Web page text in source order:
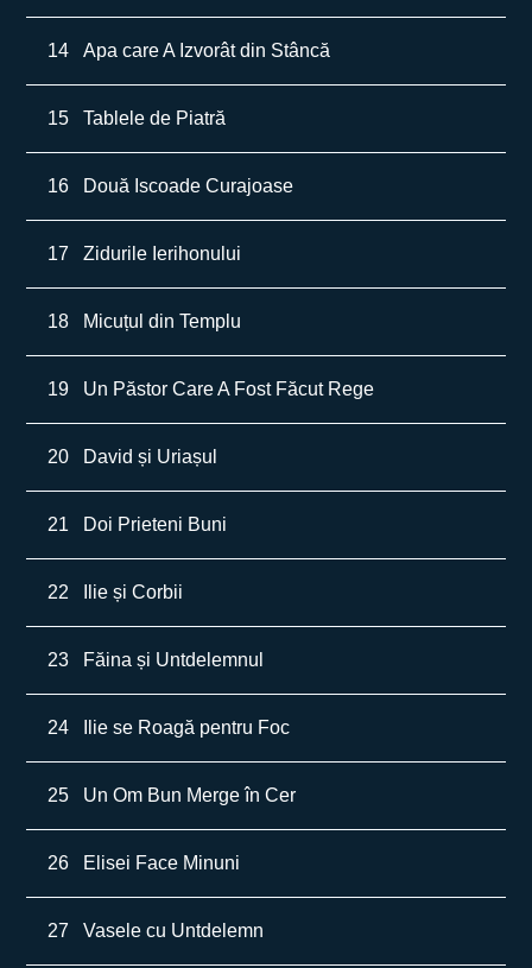
14 Apa care A Izvorât din Stâncă
15 Tablele de Piatră
16 Două Iscoade Curajoase
17 Zidurile Ierihonului
18 Micuțul din Templu
19 Un Păstor Care A Fost Făcut Rege
20 David și Uriașul
21 Doi Prieteni Buni
22 Ilie și Corbii
23 Făina și Untdelemnul
24 Ilie se Roagă pentru Foc
25 Un Om Bun Merge în Cer
26 Elisei Face Minuni
27 Vasele cu Untdelemn